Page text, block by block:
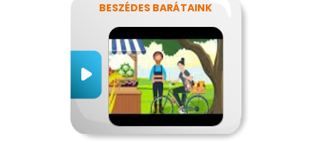
BESZÉDES BARÁTAINK